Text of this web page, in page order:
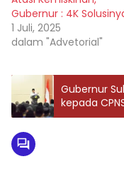
Gubernur : 4K
1 Juli, 2025
dalam "Advetorial"
Gubernur
kepada